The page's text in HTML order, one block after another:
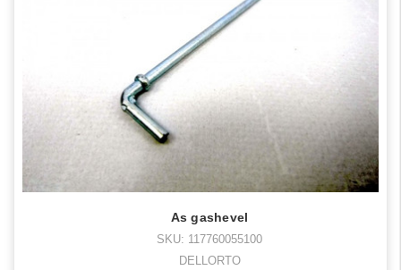
As gashevel
SKU: 117760055100
DELLORTO